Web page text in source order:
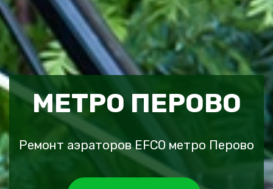
МЕТРО ПЕРОВО
Ремонт аэраторов EFCO метро Перово